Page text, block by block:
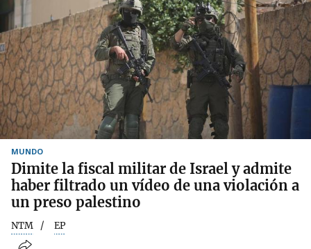
MUNDO
Dimite la fiscal militar de Israel y admite
haber filtrado un vídeo de una violación a
un preso palestino
NTM EP